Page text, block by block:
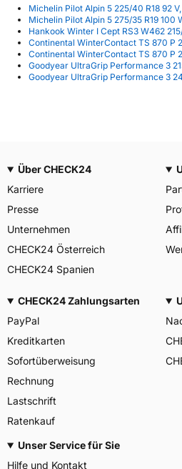
Michelin Pilot Alpin 5 225/40 R18 92
Michelin Pilot Alpin 5 275/35 R19 100
Hankook Winter I Cept RS3 W462
Continental WinterContact TS 870 P
Continental WinterContact TS 870 P
Goodyear UltraGrip Performance 3
Goodyear UltraGrip Performance 3
Über CHECK24
Karriere
Presse
Unternehmen
CHECK24 Österreich
CHECK24 Spanien
CHECK24 Zahlungsarten
PayPal
Kreditkarten
Sofortüberweisung
Rechnung
Lastschrift
Ratenkauf
Unser Service für Sie
Hilfe und Kontakt